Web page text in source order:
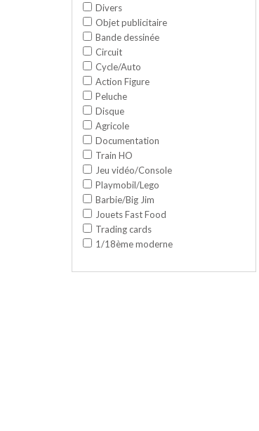
Divers
Objet publicitaire
Bande dessinée
Circuit
Cycle/Auto
Action Figure
Peluche
Disque
Agricole
Documentation
Train HO
Jeu vidéo/Console
Playmobil/Lego
Barbie/Big Jim
Jouets Fast Food
Trading cards
1/18ème moderne